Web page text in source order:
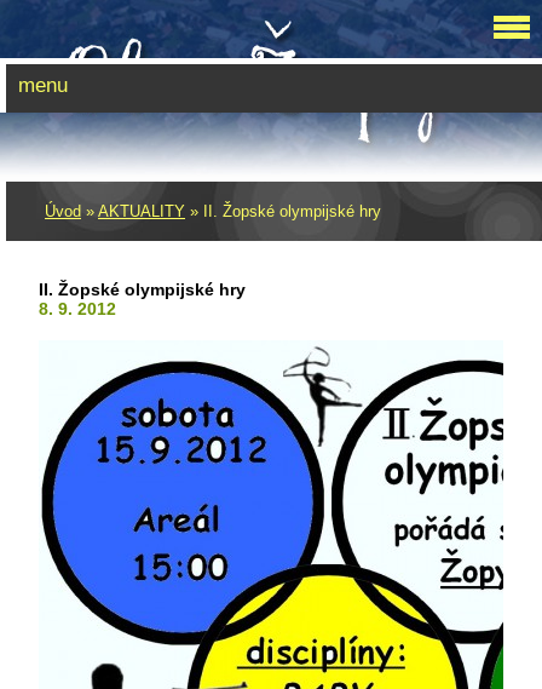
Úvod » AKTUALITY » II. Žopské olympijské hry
II. Žopské olympijské hry
8. 9. 2012
menu